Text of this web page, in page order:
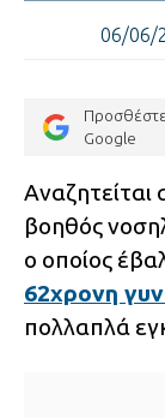
06/06/
Google
βοηθός
ο οποίος
62χρονη
πολλαπλά